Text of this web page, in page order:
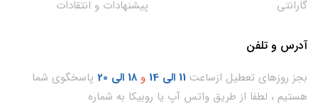
گارانتی
پیشنهادات و انتقادات
آدرس و تلفن
بجز روزهای تعطیل ازساعت 11 الی 14 و 18 الی 20
پاسخگوی شما
هستیم ، لطفا از طریق واتس آپ یا روبیکا به شماره